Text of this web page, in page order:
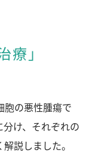
療」
胞の悪性腫瘍で
け、それぞれの
説しました。